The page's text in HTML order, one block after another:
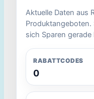
Aktuelle Daten aus
Produktangeboten.
sich Sparen gerade
RABATTCODES
0